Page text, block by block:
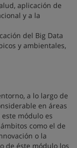
aplicación de
y a la
del Big Data
y ambientales,
a lo largo de
en áreas
módulo es
como el de
o la
de éste módulo los